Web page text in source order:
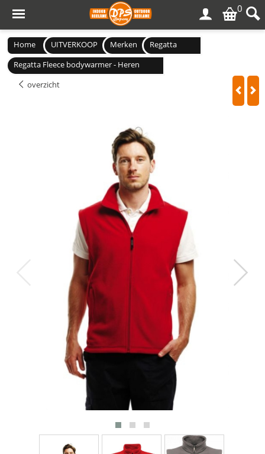
0
Home UITVERKOOP Merken
Regatta
Regatta Fleece bodywarmer - Heren
overzicht